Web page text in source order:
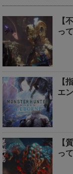
【
っ
【
エ
【
っ